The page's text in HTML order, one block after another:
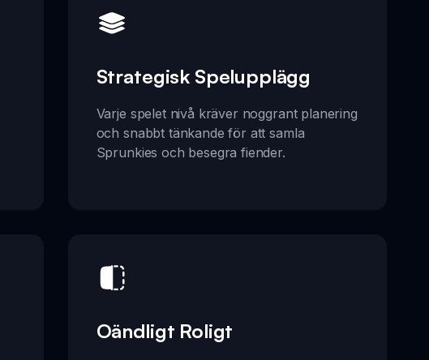
Strategisk Spelupplägg
Varje spelet nivå kräver noggrant planering
och snabbt tänkande för att samla
Sprunkies och besegra fiender.
Oändligt Roligt